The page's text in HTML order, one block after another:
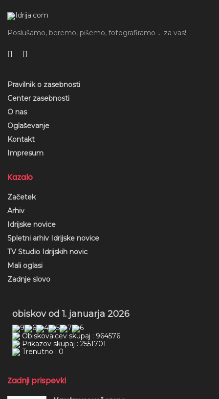
Poslušamo, beremo, pišemo, fotografiramo ... za vas!
Pravilnik o zasebnosti
Center zasebnosti
O nas
Oglaševanje
Kontakt
Impresum
Kazalo
Začetek
Arhiv
Idrijske novice
Spletni arhiv Idrijske novice
TV Studio Idrijskih novic
Mali oglasi
Zadnje slovo
obiskov od 1. januarja 2026
Obiskovalcev skupaj : 964576
Prikazov skupaj : 2551701
Trenutno : 0
Zadnji prispevki